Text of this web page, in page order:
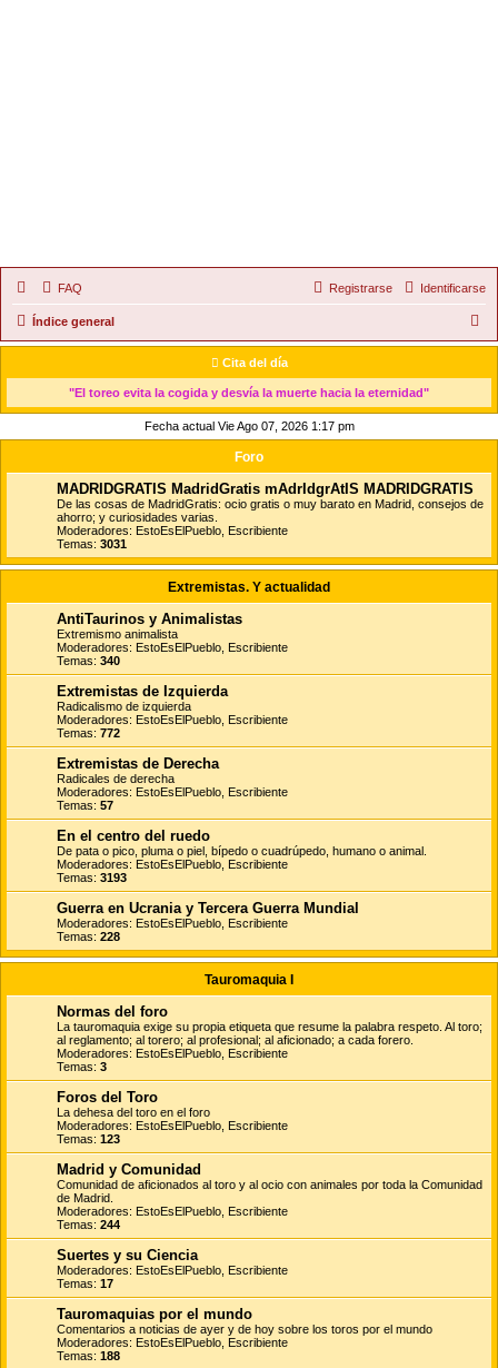
FAQ Identificarse
Registrarse
Índice general
u
Cita del día
"El toreo evita la cogida y desvía la muerte hacia la eternidad"
Fecha actual Vie Ago 07, 2026 1:17 pm
Foro
MADRIDGRATIS MadridGratis mAdrIdgrAtIS MADRIDGRATIS
De las cosas de MadridGratis: ocio gratis o muy barato en Madrid, consejos de
ahorro; y curiosidades varias.
Moderadores: EstoEsElPueblo Escribiente
Temas: 3031
Extremistas. Y actualidad
AntiTaurinos y Animalistas
Extremismo animalista
Moderadores: EstoEsElPueblo Escribiente
Temas: 340
Extremistas de Izquierda
Radicalismo de izquierda
Moderadores: EstoEsElPueblo Escribiente
Temas: 772
Extremistas de Derecha
Radicales de derecha
Moderadores: EstoEsElPueblo Escribiente
Temas: 57
En el centro del ruedo
De pata o pico, pluma o piel, bípedo o cuadrúpedo, humano o animal.
Moderadores: EstoEsElPueblo Escribiente
Temas: 3193
Guerra en Ucrania y Tercera Guerra Mundial
Moderadores: EstoEsElPueblo Escribiente
Temas: 228
Tauromaquia I
Normas del foro
La tauromaquia exige su propia etiqueta que resume la palabra respeto. Al toro;
al reglamento; al torero; al profesional; al aficionado; a cada forero.
Moderadores: EstoEsElPueblo Escribiente
Temas: 3
Foros del Toro
La dehesa del toro en el foro
Moderadores: EstoEsElPueblo Escribiente
Temas: 123
Madrid y Comunidad
Comunidad de aficionados al toro y al ocio con animales por toda la Comunidad
de Madrid.
Moderadores: EstoEsElPueblo Escribiente
Temas: 244
Suertes y su Ciencia
Moderadores: EstoEsElPueblo Escribiente
Temas: 17
Tauromaquias por el mundo
Comentarios a noticias de ayer y de hoy sobre los toros por el mundo
Moderadores: EstoEsElPueblo Escribiente
Temas: 188